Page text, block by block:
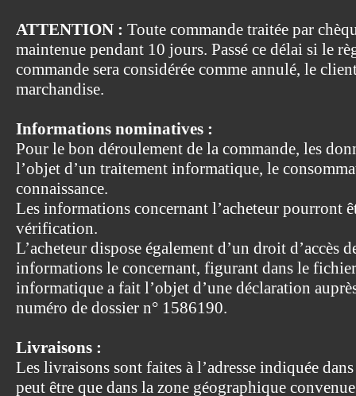
ATTENTION : Toute commande traitée par
maintenue pendant 10 jours. Passé ce délai si le
commande sera considérée comme annulé, le
marchandise.
Informations nominatives :
Pour le bon déroulement de la commande, les
l’objet d’un traitement informatique, le
connaissance.
Les informations concernant l’acheteur pourront
vérification.
L’acheteur dispose également d’un droit d’accès
informations le concernant, figurant dans le
informatique a fait l’objet d’une déclaration
numéro de dossier n° 1586190.
Livraisons :
Les livraisons sont faites à l’adresse indiquée
peut être que dans la zone géographique